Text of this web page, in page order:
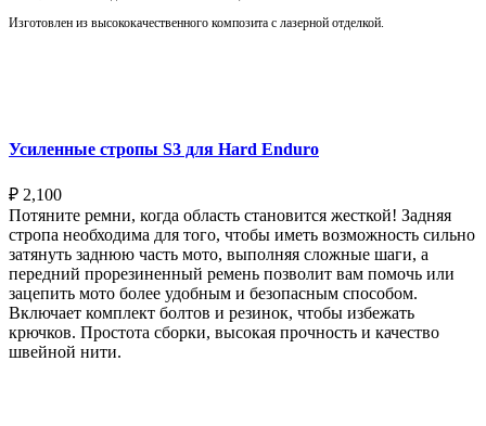
Изготовлен из высококачественного композита с лазерной отделкой.
Усиленные стропы S3 для Hard Enduro
₽ 2,100
Потяните ремни, когда область становится жесткой! Задняя
стропа необходима для того, чтобы иметь возможность сильно
затянуть заднюю часть мото, выполняя сложные шаги, а
передний прорезиненный ремень позволит вам помочь или
зацепить мото более удобным и безопасным способом.
Включает комплект болтов и резинок, чтобы избежать
крючков. Простота сборки, высокая прочность и качество
швейной нити.